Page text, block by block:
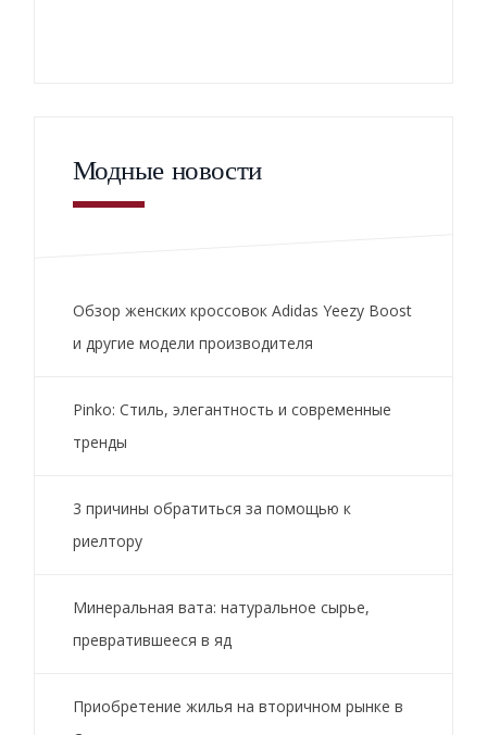
Модные новости
Обзор женских кроссовок Adidas Yeezy Boost
и другие модели производителя
Pinko: Стиль, элегантность и современные
тренды
3 причины обратиться за помощью к
риелтору
Минеральная вата: натуральное сырье,
превратившееся в яд
Приобретение жилья на вторичном рынке в